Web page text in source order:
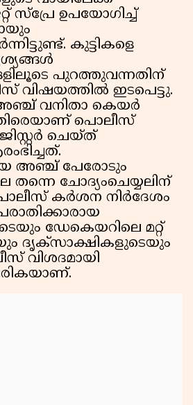
സ്പ്രേ ഉപയോഗിച്ച്
കുട്ടികളെ
പുറത്തുവന്നതിന്
വിഷയത്തിൽ ഇടപെട്ടു.
വനിതാ കെയർ
പൊലീസ്
ചെയ്ത്
അഞ്ച് പേരോടും
തന്നെ ചോദ്യംചെയ്യലിന്
കർശന നിർദേശം
ഡേകെയറിലെ മറ്റ്
ദൃക്സാക്ഷികളുടെയും
വിശദമായി